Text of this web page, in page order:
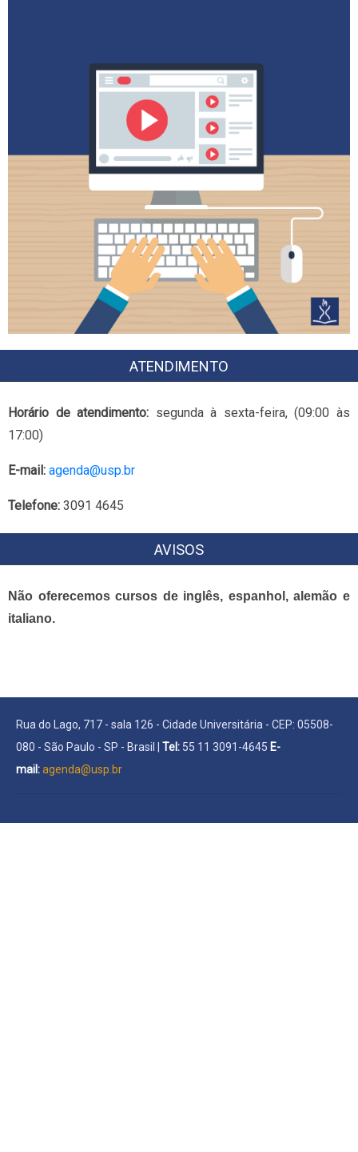
ATENDIMENTO
Horário de atendimento: segunda à sexta-feira, (09:00 às
17:00)
E-mail: agenda@usp.br
Telefone: 3091 4645
AVISOS
Não oferecemos cursos de inglês, espanhol, alemão e
italiano.
Rua do Lago, 717 - sala 126 - Cidade Universitária - CEP: 05508-
080 - São Paulo - SP - Brasil | Tel: 55 11 3091-4645 E-
mail:agenda@usp.br